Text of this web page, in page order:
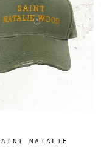
NATALIE